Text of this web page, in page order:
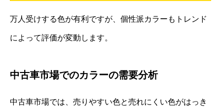
万人受けする色が有利ですが、個性派カラーもトレンド
によって評価が変動します。
中古車市場でのカラーの需要分析
中古車市場では、売りやすい色と売れにくい色がはっき